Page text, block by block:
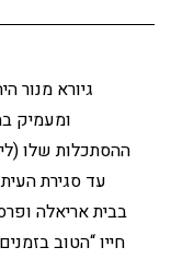
גיורא מנור
ומעמיק
ההסתכלות שלו
עד סגירת
בבית אריאלה